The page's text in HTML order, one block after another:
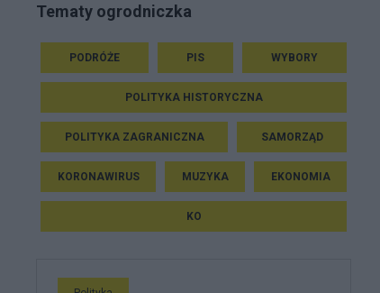
Tematy ogrodniczka
PODRÓŻE PIS WYBORY
POLITYKA HISTORYCZNA
POLITYKA ZAGRANICZNA SAMORZĄD
KORONAWIRUS MUZYKA EKONOMIA
KO